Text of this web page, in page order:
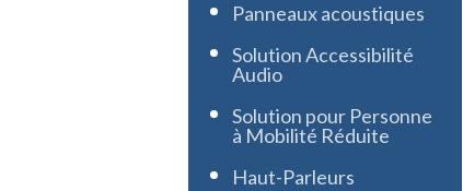
Panneaux acoustiques
Solution Accessibilité
Audio
Solution pour Personne
à Mobilité Réduite
Haut-Parleurs